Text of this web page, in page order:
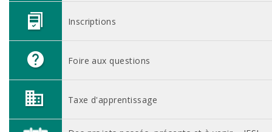
Inscriptions
Foire aux questions
Taxe d'apprentissage